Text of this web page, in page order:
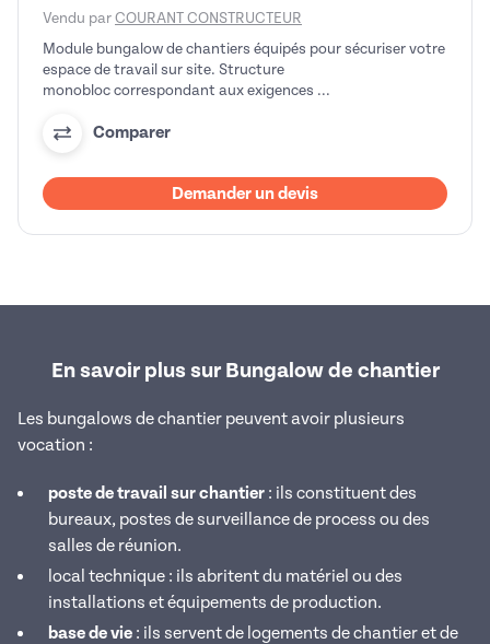
Vendu par COURANT CONSTRUCTEUR
Module bungalow de chantiers équipés pour sécuriser votre
espace de travail sur site. Structure
monobloc correspondant aux exigences ...
Comparer
Demander un devis
En savoir plus sur Bungalow de chantier
Les bungalows de chantier peuvent avoir plusieurs
vocation :
poste de travail sur chantier : ils constituent des
bureaux, postes de surveillance de process ou des
salles de réunion.
local technique : ils abritent du matériel ou des
installations et équipements de production.
base de vie : ils servent de logements de chantier et de